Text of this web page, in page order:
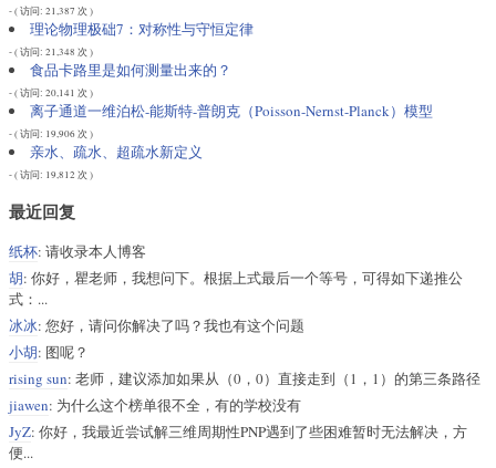
- ( 访问: 21,387 次 )
理论物理极础7：对称性与守恒定律
- ( 访问: 21,348 次 )
食品卡路里是如何测量出来的？
- ( 访问: 20,141 次 )
离子通道一维泊松-能斯特-普朗克（Poisson-Nernst-Planck）模型
- ( 访问: 19,906 次 )
亲水、疏水、超疏水新定义
- ( 访问: 19,812 次 )
最近回复
纸杯: 请收录本人博客
胡: 你好，瞿老师，我想问下。根据上式最后一个等号，可得如下递推公
式：...
冰冰: 您好，请问你解决了吗？我也有这个问题
小胡: 图呢？
rising sun: 老师，建议添加如果从（0，0）直接走到（1，1）的第三条路径
jiawen: 为什么这个榜单很不全，有的学校没有
JyZ: 你好，我最近尝试解三维周期性PNP遇到了些困难暂时无法解决，方
便...